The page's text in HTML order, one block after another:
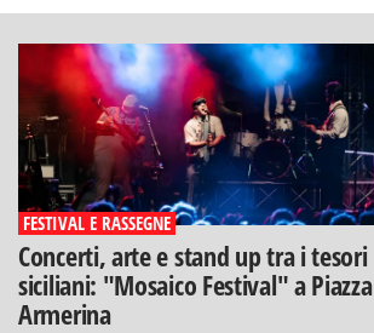
FESTIVAL E RASSEGNE
Concerti, arte e stand up tra i tesori
siciliani: "Mosaico Festival" a Piazza
Armerina